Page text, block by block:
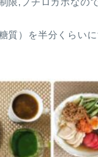
限,プチロカボなの
質）を半分くらい